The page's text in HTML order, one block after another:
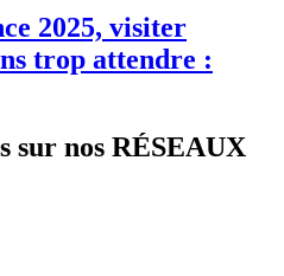
2025, visiter
trop attendre :
sur nos RÉSEAUX